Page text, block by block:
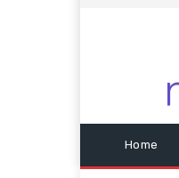
Home